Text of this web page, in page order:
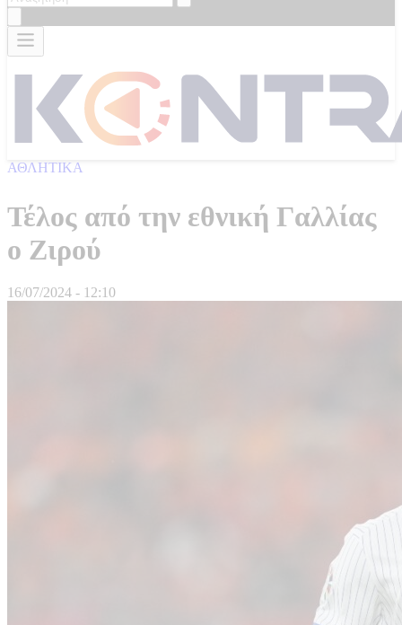
ΑΘΛΗΤΙΚΑ
Τέλος από την εθνική Γαλλίας
ο Ζιρού
16/07/2024 - 12:10